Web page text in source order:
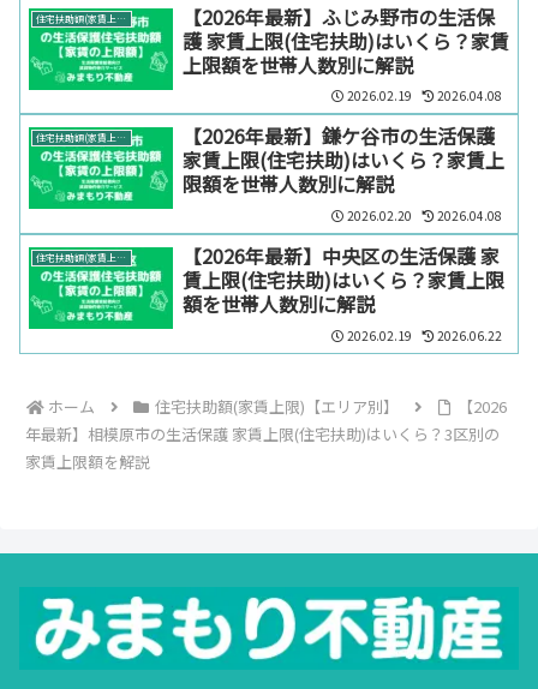
住宅扶助額(家賃上限)【エリア別】
【2026年最新】ふじみ野市の生活保
護 家賃上限(住宅扶助)はいくら？家賃
上限額を世帯人数別に解説
2026.02.19 2026.04.08
住宅扶助額(家賃上限)【エリア別】
【2026年最新】鎌ケ谷市の生活保護
家賃上限(住宅扶助)はいくら？家賃上
限額を世帯人数別に解説
2026.02.20 2026.04.08
住宅扶助額(家賃上限)【エリア別】
【2026年最新】中央区の生活保護 家
賃上限(住宅扶助)はいくら？家賃上限
額を世帯人数別に解説
2026.02.19 2026.06.22
ホーム 住宅扶助額(家賃上限)【エリア別】
【2026
年最新】相模原市の生活保護 家賃上限(住宅扶助)はいくら？3区別の
家賃上限額を解説